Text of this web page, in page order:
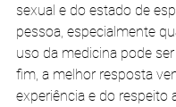
sexual e do estado de
pessoa, especialmente
uso da medicina pode
fim, a melhor resposta
experiência e do respeito